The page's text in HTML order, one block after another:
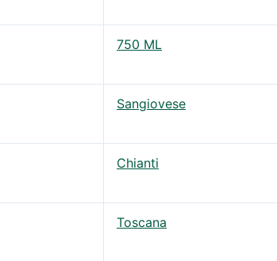
750 ML
Sangiovese
Chianti
Toscana